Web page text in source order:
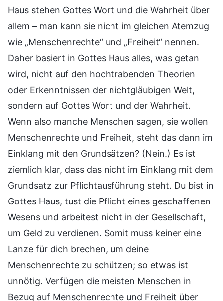
Haus stehen Gottes Wort und die Wahrheit über
allem – man kann sie nicht im gleichen Atemzug
wie „Menschenrechte“ und „Freiheit“ nennen.
Daher basiert in Gottes Haus alles, was getan
wird, nicht auf den hochtrabenden Theorien
oder Erkenntnissen der nichtgläubigen Welt,
sondern auf Gottes Wort und der Wahrheit.
Wenn also manche Menschen sagen, sie wollen
Menschenrechte und Freiheit, steht das dann im
Einklang mit den Grundsätzen? (Nein.) Es ist
ziemlich klar, dass das nicht im Einklang mit dem
Grundsatz zur Pflichtausführung steht. Du bist in
Gottes Haus, tust die Pflicht eines geschaffenen
Wesens und arbeitest nicht in der Gesellschaft,
um Geld zu verdienen. Somit muss keiner eine
Lanze für dich brechen, um deine
Menschenrechte zu schützen; so etwas ist
unnötig. Verfügen die meisten Menschen in
Bezug auf Menschenrechte und Freiheit über